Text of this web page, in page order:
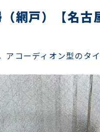
網戸）【名古
アコーディオン型のタイ